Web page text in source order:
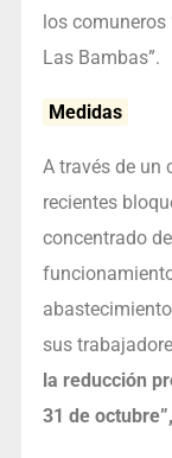
los
Las Bambas”.
Medidas
A través de un
recientes
concentrado
sus
la reducción
31 de octubre”,